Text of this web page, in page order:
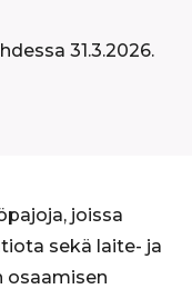
31.3.2026.
joissa
sekä laite- ja
osaamisen